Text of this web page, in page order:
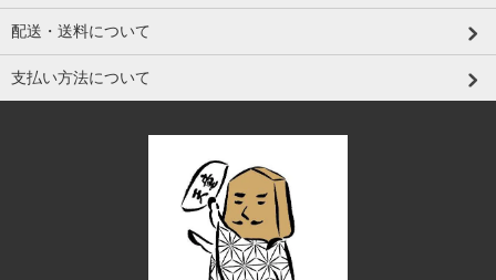
配送・送料について
支払い方法について